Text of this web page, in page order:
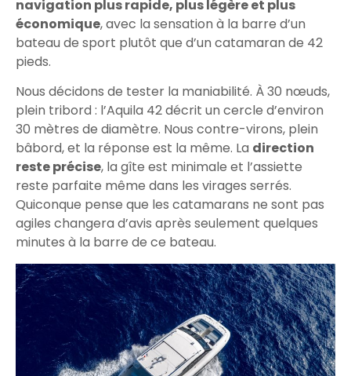
navigation plus rapide, plus légère et plus
économique, avec la sensation à la barre d’un
bateau de sport plutôt que d’un catamaran de 42
pieds.
Nous décidons de tester la maniabilité. À 30 nœuds,
plein tribord : l’Aquila 42 décrit un cercle d’environ
30 mètres de diamètre. Nous contre-virons, plein
bâbord, et la réponse est la même. La direction
reste précise, la gîte est minimale et l’assiette
reste parfaite même dans les virages serrés.
Quiconque pense que les catamarans ne sont pas
agiles changera d’avis après seulement quelques
minutes à la barre de ce bateau.